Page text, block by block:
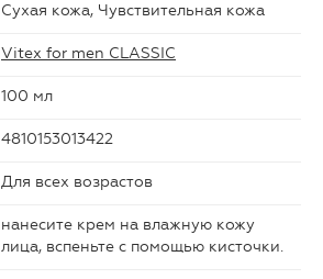
Сухая кожа, Чувствительная кожа
Vitex for men CLASSIC
100 мл
4810153013422
Для всех возрастов
нанесите крем на влажную кожу
лица, вспеньте с помощью кисточки.